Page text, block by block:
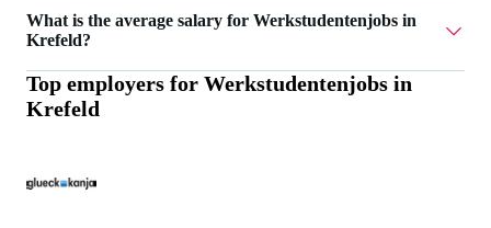
What is the average salary for Werkstudentenjobs in
Krefeld?
The average salary for Werkstudentenjobs in Krefeld is
21 €.
Top employers for Werkstudentenjobs in
Krefeld